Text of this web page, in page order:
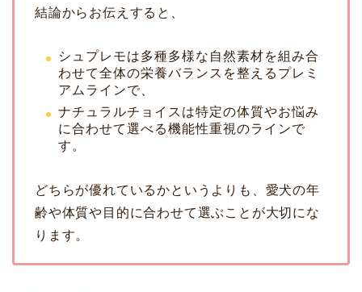
結論からお伝えすると、
シュプレモは多種多様な自然素材を組み合
わせて全体の栄養バランスを整えるプレミ
アムラインで、
ナチュラルチョイスは特定の体質やお悩み
に合わせて選べる機能性重視のラインで
す。
どちらが優れているかというよりも、愛犬の年
齢や体質や目的に合わせて選ぶことが大切にな
ります。